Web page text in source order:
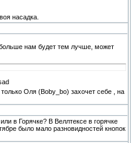
насадка.
нам будет тем лучше, может
Оля (Boby_bo) захочет себе , на
в Горячке? В Веллтексе в горячке
было мало разновидностей кнопок